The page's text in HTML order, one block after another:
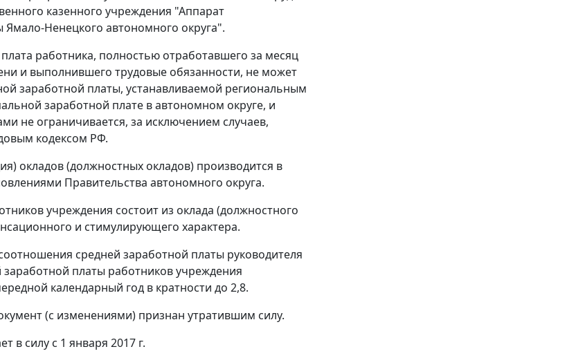
казенного учреждения "Аппарат
Ненецкого автономного округа".
работника, полностью отработавшего за месяц
и выполнившего трудовые обязанности, не может
заработной платы, устанавливаемой региональным
заработной плате в автономном округе, и
не ограничивается, за исключением случаев,
кодексом РФ.
окладов (должностных окладов) производится в
Правительства автономного округа.
учреждения состоит из оклада (должностного
и стимулирующего характера.
средней заработной платы руководителя
платы работников учреждения
календарный год в кратности до 2,8.
(с изменениями) признан утратившим силу.
в силу с 1 января 2017 г.